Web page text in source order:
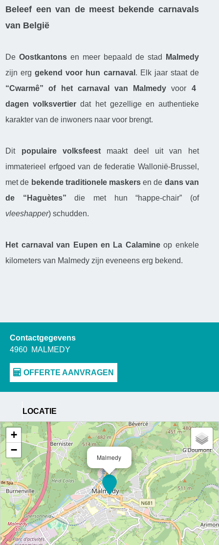
Beleef een van de meest bekende carnavals
van België
DeOostkantons en meer bepaald de stad
Malmedy
zijn erggekend voor hun carnaval . Elk jaar staat de
“Cwarmê” of het carnaval van Malmedy voor 4
dagen volksvertier dat het gezellige en authentieke
karakter van de inwoners naar voor brengt.
Ditpopulaire volksfeestmaakt deel uit van het
immaterieel erfgoed van de federatie Wallonië-Brussel,
met de bekende traditionele maskers en de dans van
de “Haguètes”die met hun “happe-chair” (of
vleeshapper) schudden.
Het carnaval van Eupen en La Calamineop enkele
kilometers van Malmedy zijn eveneens erg bekend.
Contactgegevens
4960 MALMEDY
LOCATIE
Malmedy
+
−